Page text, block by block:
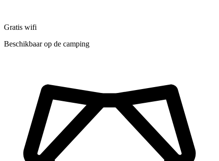
Gratis wifi
Beschikbaar op de camping